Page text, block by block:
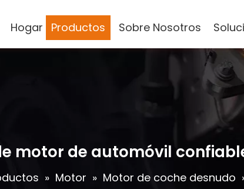
Hogar Productos Sobre Nosotros
motor de automóvil
» Motor » Motor de coche desnudo